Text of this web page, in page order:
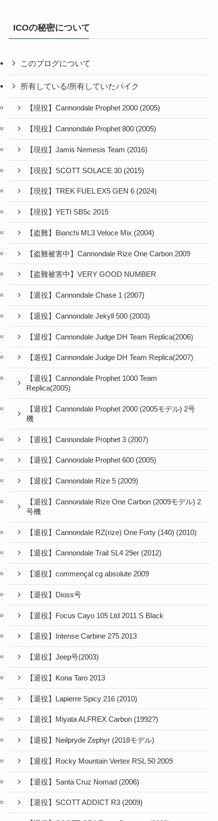
ICOの秘密について
このブログについて
所有している/所有していたバイク
【現役】Cannondale Prophet 2000 (2005)
【現役】Cannondale Prophet 800 (2005)
【現役】Jamis Nemesis Team (2016)
【現役】SCOTT SOLACE 30 (2015)
【現役】TREK FUEL EX5 GEN 6 (2024)
【現役】YETI SB5c 2015
【盗難】Bianchi ML3 Veloce Mix (2004)
【盗難被害中】Cannondale Rize One Carbon 2009
【盗難被害中】VERY GOOD NUMBER
【退役】Cannondale Chase 1 (2007)
【退役】Cannondale Jekyll 500 (2003)
【退役】Cannondale Judge DH Team Replica(2006)
【退役】Cannondale Judge DH Team Replica(2007)
【退役】Cannondale Prophet 1000 Team
Replica(2005)
【退役】Cannondale Prophet 2000 (2005モデル) 2号
機
【退役】Cannondale Prophet 3 (2007)
【退役】Cannondale Prophet 600 (2005)
【退役】Cannondale Rize 5 (2009)
【退役】Cannondale Rize One Carbon (2009モデル) 2
号機
【退役】Cannondale RZ(rize) One Forty (140) (2010)
【退役】Cannondale Trail SL4 29er (2012)
【退役】commençal cg absolute 2009
【退役】Dioss号
【退役】Focus Cayo 105 Ltd 2011 S Black
【退役】Intense Carbine 275 2013
【退役】Jeep号(2003)
【退役】Kona Taro 2013
【退役】Lapierre Spicy 216 (2010)
【退役】Miyata ALFREX Carbon (1992?)
【退役】Neilpryde Zephyr (2018モデル)
【退役】Rocky Mountain Vertex RSL 50 2009
【退役】Santa Cruz Nomad (2006)
【退役】SCOTT ADDICT R3 (2009)